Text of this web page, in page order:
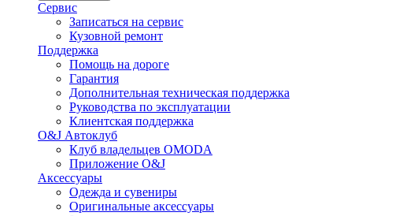
Сервис
Записаться на сервис
Кузовной ремонт
Поддержка
Помощь на дороге
Гарантия
Дополнительная техническая поддержка
Руководства по эксплуатации
Клиентская поддержка
O&J Автоклуб
Клуб владельцев OMODA
Приложение O&J
Аксессуары
Одежда и сувениры
Оригинальные аксессуары